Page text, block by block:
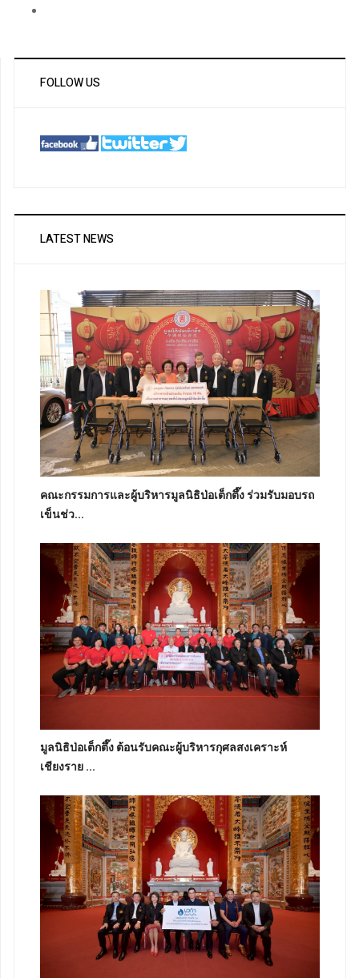
FOLLOW US
LATEST NEWS
คณะกรรมการและผู้บริหารมูลนิธิป่อเต็กตึ๊ง ร่วมรับมอบรถ
เข็นช่ว...
มูลนิธิป่อเต็กตึ๊ง ต้อนรับคณะผู้บริหารกุศลสงเคราะห์
เชียงราย ...